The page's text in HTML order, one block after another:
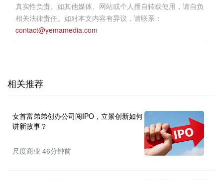
真实性负责。如其他媒体、网站或个人擅自转载使用，请自负
相关法律责任。如对本文内容有异议，请联系：
contact@yemamedia.com
相关推荐
女首富弟弟创办公司闯IPO，立景创新如何
讲新故事？
尺度商业 46分钟前